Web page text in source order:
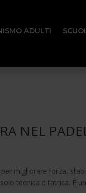
ADULTI
NEL
per migliorare forza,
tecnica e tattica. È